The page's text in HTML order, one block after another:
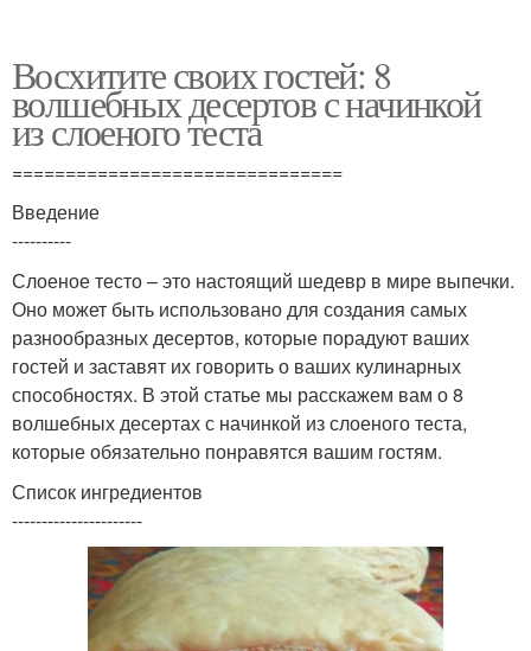
Восхитите своих гостей: 8
волшебных десертов с начинкой
из слоеного теста
===============================
Введение
----------
Слоеное тесто – это настоящий шедевр в мире выпечки.
Оно может быть использовано для создания самых
разнообразных десертов, которые порадуют ваших
гостей и заставят их говорить о ваших кулинарных
способностях. В этой статье мы расскажем вам о 8
волшебных десертах с начинкой из слоеного теста,
которые обязательно понравятся вашим гостям.
Список ингредиентов
----------------------